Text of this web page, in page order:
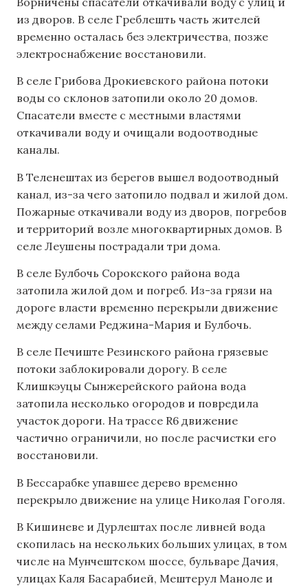
из дворов. В селе Греблешть часть жителей
временно осталась без электричества, позже
электроснабжение восстановили.
В селе Грибова Дрокиевского района потоки
воды со склонов затопили около 20 домов.
Спасатели вместе с местными властями
откачивали воду и очищали водоотводные
каналы.
В Теленештах из берегов вышел водоотводный
канал, из-за чего затопило подвал и жилой дом.
Пожарные откачивали воду из дворов, погребов
и территорий возле многоквартирных домов. В
селе Леушены пострадали три дома.
В селе Булбочь Сорокского района вода
затопила жилой дом и погреб. Из-за грязи на
дороге власти временно перекрыли движение
между селами Реджина-Мария и Булбочь.
В селе Печиште Резинского района грязевые
потоки заблокировали дорогу. В селе
Клишкэуцы Сынжерейского района вода
затопила несколько огородов и повредила
участок дороги. На трассе R6 движение
частично ограничили, но после расчистки его
восстановили.
В Бессарабке упавшее дерево временно
перекрыло движение на улице Николая Гоголя.
В Кишиневе и Дурлештах после ливней вода
скопилась на нескольких больших улицах, в том
числе на Мунчештском шоссе, бульваре Дачия,
улицах Каля Басарабией, Мештерул Маноле и